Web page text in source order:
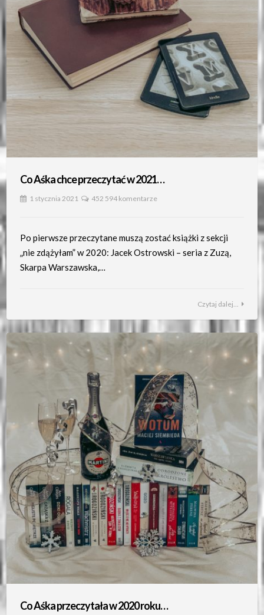
Co Aśka chce przeczytać w 2021…
1 stycznia 2021 452 594 komentarze
Po pierwsze przeczytane muszą zostać książki z sekcji
„nie zdążyłam” w 2020: Jacek Ostrowski – seria z Zuzą,
Skarpa Warszawska,…
Czytaj dalej...
Co Aśka przeczytała w 2020 roku…